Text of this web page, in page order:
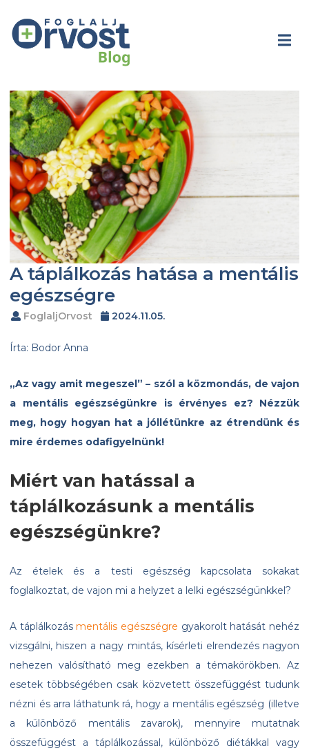
A táplálkozás hatása a mentális
egészségre
FoglaljOrvost 2024.11.05.
Írta: Bodor Anna
„Az vagy amit megeszel” – szól a közmondás, de vajon
a mentális egészségünkre is érvényes ez? Nézzük
meg, hogy hogyan hat a jóllétünkre az étrendünk és
mire érdemes odafigyelnünk!
Miért van hatással a
táplálkozásunk a mentális
egészségünkre?
Az ételek és a testi egészség kapcsolata sokakat
foglalkoztat, de vajon mi a helyzet a lelki egészségünkkel?
A táplálkozás mentális egészségre gyakorolt hatását nehéz
vizsgálni, hiszen a nagy mintás, kísérleti elrendezés nagyon
nehezen valósítható meg ezekben a témakörökben. Az
esetek többségében csak közvetett összefüggést tudunk
nézni és arra láthatunk rá, hogy a mentális egészség (illetve
a különböző mentális zavarok), mennyire mutatnak
összefüggést a táplálkozással, különböző diétákkal vagy